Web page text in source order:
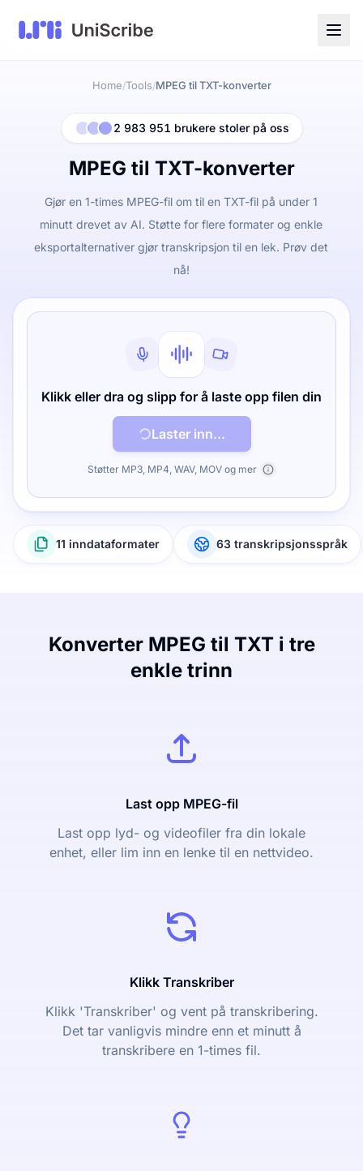
Home/Tools/MPEG til TXT-konverter
2 983 951 brukere stoler på oss
MPEG til TXT-konverter
Gjør en 1-times MPEG-fil om til en TXT-fil på under 1
minutt drevet av AI. Støtte for flere formater og enkle
eksportalternativer gjør transkripsjon til en lek. Prøv det
nå!
Klikk eller dra og slipp for å laste opp filen din
Laster inn...
Støtter MP3, MP4, WAV, MOV og mer
11 inndataformater 63 transkripsjonsspråk
Konverter MPEG til TXT i tre
enkle trinn
Last opp MPEG-fil
Last opp lyd- og videofiler fra din lokale
enhet, eller lim inn en lenke til en nettvideo.
Klikk Transkriber
Klikk 'Transkriber' og vent på transkribering.
Det tar vanligvis mindre enn et minutt å
transkribere en 1-times fil.